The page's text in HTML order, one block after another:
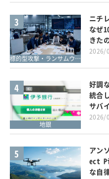
3
標的型攻撃・ランサムウェア対策
ニチ
なぜ
きた
2026/
4
地銀
好調
統合
サバ
2026/
5
アン
ect
な自